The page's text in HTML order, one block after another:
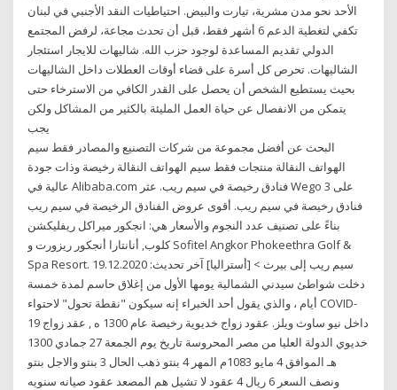
الأحد نحو مدن مشرية، تيارت والبيض. احتياطيات النقد الأجنبي في لبنان
تكفي لتغطية الدعم 6 أشهر فقط، قبل أن تحدث مجاعة، لرفض المجتمع
الدولي تقديم المساعدة لوجود حزب الله. شاليهات للايجار استئجار
الشاليهات. تحرص كل أسرة على قضاء أوقات العطلات داخل الشاليهات
بحيث يستطيع الشخص أن يحصل على القدر الكافي من الاسترخاء حتى
يتمكن من الانفصال عن حياة العمل المليئة بالكثير من المشاكل ولكن
يجب
البحث عن أفضل مجموعة من شركات التصنيع والمصادر فقط سيم
الهواتف النقالة منتجات فقط سيم الهواتف النقالة رخيصة وذات جودة
عالية في Alibaba.com فنادق رخيصة في سيم ريب. عثر Wego على 3
فنادق رخيصة في سيم ريب. أقوى عروض الفنادق الرخيصة في سيم ريب
بناءً على تصنيف عدد النجوم والأسعار هي: انجكور ميراكل ريفليكشن
كلوب, أنانتارا أنجكور ريزورت و Sofitel Angkor Phokeethra Golf &
Spa Resort. سيم ريب إلى بيرث > [أستراليا] آخر تحديث: 19.12.2020
دخلت شواطئ سيدني الشمالية يومها الأول من إغلاق حاسم لمدة خمسة
أيام ، والذي يقول أحد الخبراء إنه سيكون "نقطة تحول" لاحتواء COVID-
19 داخل نيو ساوث ويلز. عقود زواج خديوية رخيصة عام 1300 ه , عقد زواج
خديوي الدولة العليا من مصر المحروسة تاريخ يوم الجمعة 27 جمادي 1300
هـ الموافق 4 مايو 1083م المهر 4 بنتو ذهب الحال 3 بنتو والاجل بنتو
ونصف السعر 6 ريال 4 عقود لا تشيل هم المصعد عقود صيانه سنويه